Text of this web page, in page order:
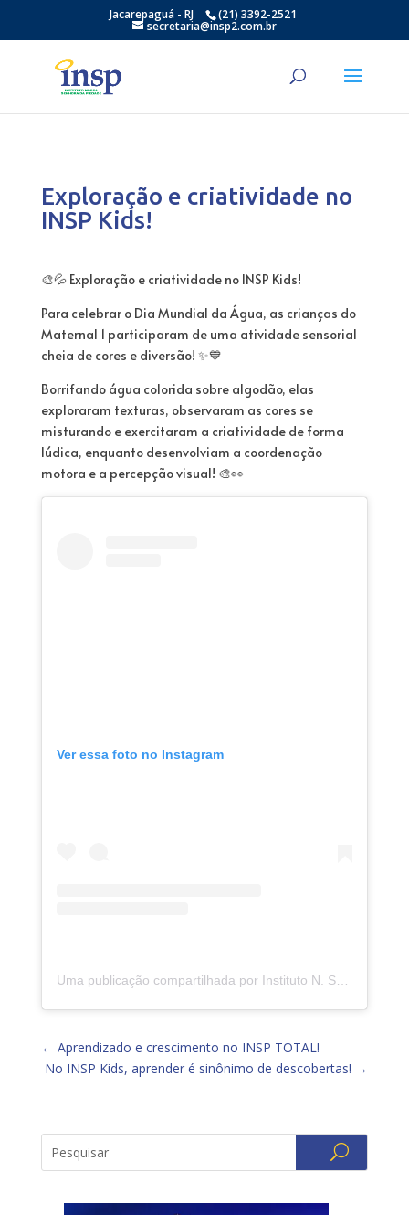
Jacarepaguá - RJ (21) 3392-2521
secretaria@insp2.com.br
Exploração e criatividade no
INSP Kids!
🎨💦 Exploração e criatividade no INSP Kids!
Para celebrar o Dia Mundial da Água, as crianças do
Maternal 1 participaram de uma atividade sensorial
cheia de cores e diversão! ✨💙
Borrifando água colorida sobre algodão, elas
exploraram texturas, observaram as cores se
misturando e exercitaram a criatividade de forma
lúdica, enquanto desenvolviam a coordenação
motora e a percepção visual! 🎨👀
Ver essa foto no Instagram
Uma publicação compartilhada por Instituto N. Sra. da Piedade (@insp.jacarepagua)
← Aprendizado e crescimento no INSP TOTAL!
No INSP Kids, aprender é sinônimo de descobertas! →